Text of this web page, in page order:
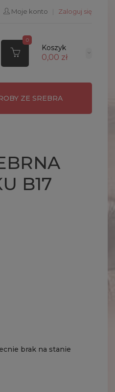
Moje konto Zaloguj się
0
Koszyk
0,00 zł
ZE SREBRA
B17
brak na stanie